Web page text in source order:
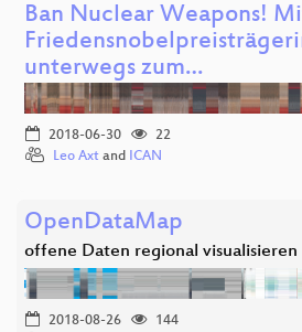
Ban Nuclear Weapons!
unterwegs zum…
2018-06-30
22
Leo Axt and ICAN
OpenDataMap
offene Daten regional visualisieren
2018-08-26
144